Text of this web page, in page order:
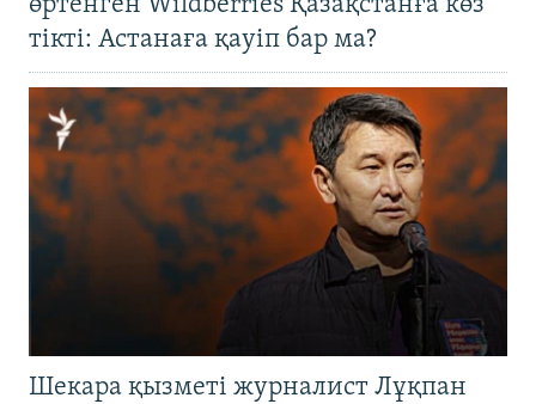
өртенген Wildberries Қазақстанға көз
тікті: Астанаға қауіп бар ма?
Шекара қызметі журналист Лұқпан